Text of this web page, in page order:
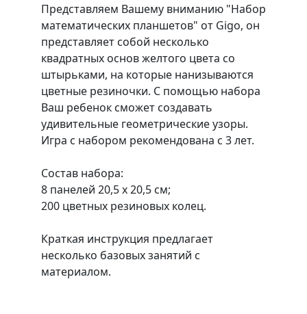
Представляем Вашему вниманию "Набор
математических планшетов" от Gigo, он
представляет собой несколько
квадратных основ желтого цвета со
штырьками, на которые нанизываются
цветные резиночки. С помощью набора
Ваш ребенок сможет создавать
удивительные геометрические узоры.
Игра с набором рекомендована с 3 лет.
Состав набора:
8 панелей 20,5 х 20,5 см;
200 цветных резиновых колец.
Краткая инструкция предлагает
несколько базовых занятий с
материалом.